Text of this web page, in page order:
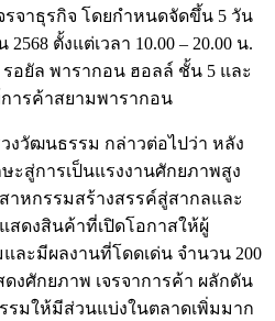
รจาธุรกิจ โดยกำหนดจัดขึ้น 5 วัน
ตั้งแต่เวลา 10.00 – 20.00 น.
อยัล พารากอน ฮอลล์ ชั้น 5 และ
ารค้าสยามพารากอน
งวัฒนธรรม กล่าวต่อไปว่า หลัง
ะสู่การเป็นแรงงานศักยภาพสูง
าหกรรมสร้างสรรค์สู่สากลและ
สดงสินค้าที่เปิดโอกาสให้ผู้
ละมีผลงานที่โดดเด่น จำนวน 200
งศักยภาพ เจรจาการค้า ผลักดัน
มให้มีส่วนแบ่งในตลาดเพิ่มมาก